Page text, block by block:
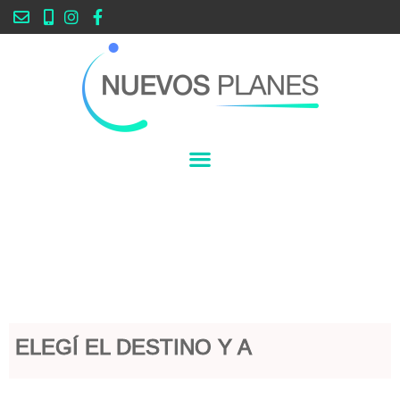
ELEGÍ EL DESTINO Y A